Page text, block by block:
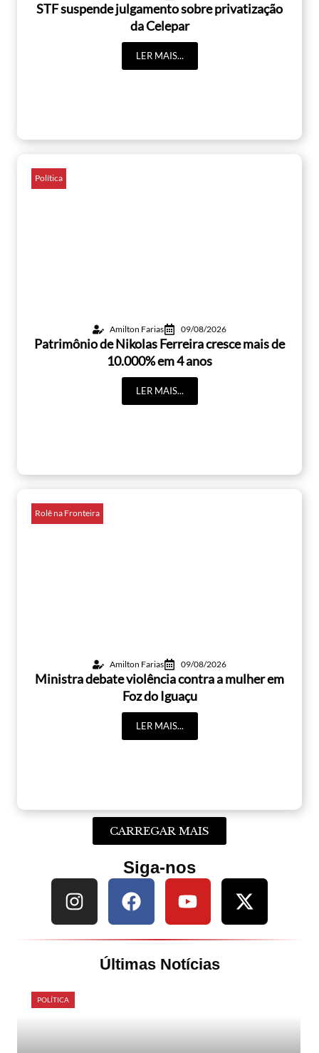
STF suspende julgamento sobre privatização
da Celepar
LER MAIS...
Política
Amilton Farias 09/08/2026
Patrimônio de Nikolas Ferreira cresce mais de
10.000% em 4 anos
LER MAIS...
Rolê na Fronteira
Amilton Farias 09/08/2026
Ministra debate violência contra a mulher em
Foz do Iguaçu
LER MAIS...
CARREGAR MAIS
Siga-nos
Últimas Notícias
POLÍTICA